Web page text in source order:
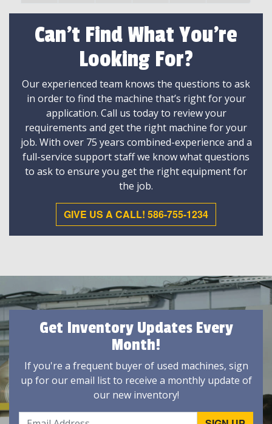
Can't Find What You're
Looking For?
Our experienced team knows the questions to ask
in order to find the machine that’s right for your
application. Call us today to review your
requirements and get the right machine for your
job. With over 75 years combined-experience and a
full-service support staff we know what questions
to ask to ensure you get the right equipment for
the job.
GIVE US A CALL! 586-755-1234
Get Inventory Updates Every
Month!
If you're a frequent buyer of used machines, sign
up for our email list to receive a monthly update of
our new inventory!